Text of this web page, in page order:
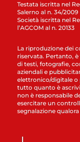
Testata iscritta nel
Salerno al n. 34/2009
Società iscritta nel
l’AGCOM al n. 20133
La riproduzione dei
riservata. Pertanto, è
di testi, fotografie,
aziendali e
elettronico/digitale o
tutto quanto è
non è responsabile
esercitare un
segnalazione